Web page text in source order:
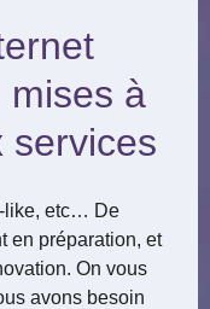
mises à
services
like, etc… De
en préparation, et
On vous
avons besoin